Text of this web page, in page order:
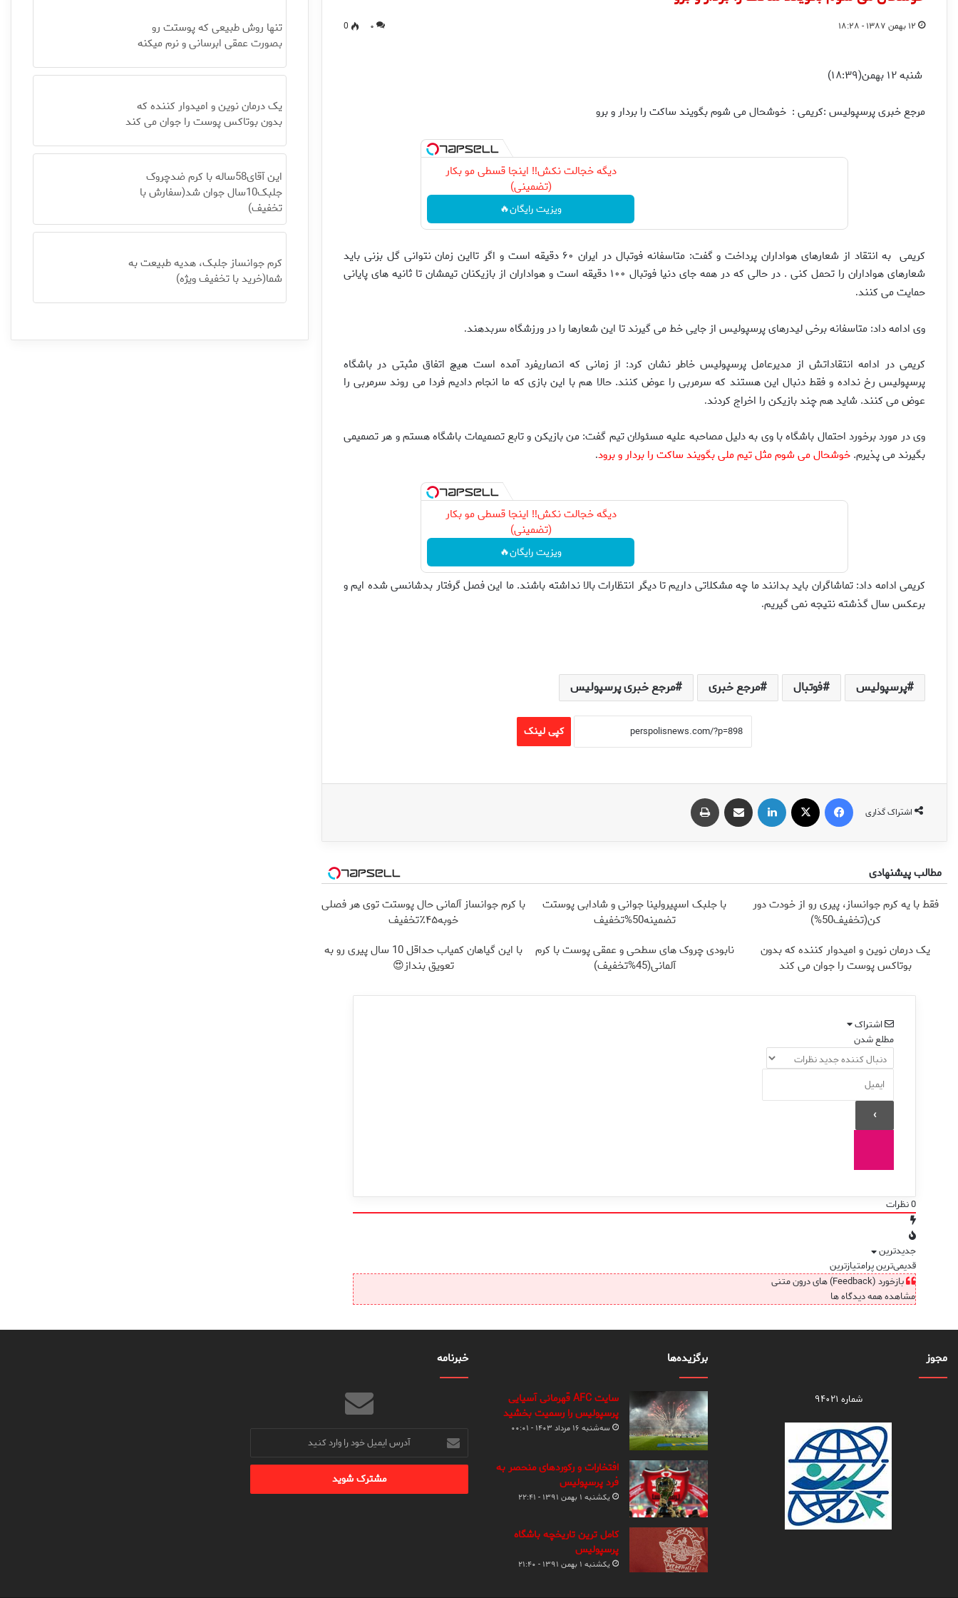
۱۲ بهمن ۱۳۸۷ - ۱۸:۲۸ ۰ 0
شنبه ۱۲ بهمن(۱۸:۳۹)
مرجع خبری پرسپولیس :کریمی : خوشحال می شوم بگویند ساکت را بردار و برو
دیگه خجالت نکش‼️ اینجا قسطی مو بکار
(تضمینی)
ویزیت رایگان🔥
کریمی به انتقاد از شعارهای هواداران پرداخت و گفت: متاسفانه فوتبال در ایران ۶۰ دقیقه است و اگر تااین زمان نتوانی گل بزنی باید
شعارهای هواداران را تحمل کنی . در حالی که در همه جای دنیا فوتبال ۱۰۰ دقیقه است و هواداران از بازیکنان تیمشان تا ثانیه های پایانی
حمایت می کنند.
وی ادامه داد: متاسفانه برخی لیدرهای پرسپولیس از جایی خط می گیرند تا این شعارها را در ورزشگاه سربدهند.
کریمی در ادامه انتقاداتش از مدیرعامل پرسپولیس خاطر نشان کرد: از زمانی که انصاریفرد آمده است هیچ اتفاق مثبتی در باشگاه
پرسپولیس رخ نداده و فقط دنبال این هستند که سرمربی را عوض کنند. حالا هم با این بازی که ما انجام دادیم فردا می روند سرمربی را
عوض می کنند. شاید هم چند بازیکن را اخراج کردند.
وی در مورد برخورد احتمال باشگاه با وی به دلیل مصاحبه علیه مسئولان تیم گفت: من بازیکن و تابع تصمیمات باشگاه هستم و هر تصمیمی
بگیرند می پذیرم. خوشحال می شوم مثل تیم ملی بگویند ساکت را بردار و برود.
دیگه خجالت نکش‼️ اینجا قسطی مو بکار
(تضمینی)
ویزیت رایگان🔥
کریمی ادامه داد: تماشاگران باید بدانند ما چه مشکلاتی داریم تا دیگر انتظارات بالا نداشته باشند. ما این فصل گرفتار بدشانسی شده ایم و
برعکس سال گذشته نتیجه نمی گیریم.
پرسپولیس فوتبال مرجع خبری مرجع خبری پرسپولیس
کپی لینک
اشتراک گذاری
فیس بوک لینکدین اشتراک گذاری از طریق ایمیل
مطالب پیشنهادی
فقط با یه کرم جوانساز، پیری رو از خودت دور
کن(تخفیف50%)
با جلبک اسپیرولینا جوانی و شادابی پوستت
تضمینه50%تخفیف
با کرم جوانساز آلمانی حال پوستت توی هر فصلی
خوبه۴۵٪تخفیف
یک درمان نوین و امیدوار کننده که بدون
بوتاکس پوست را جوان می کند
نابودی چروک های سطحی و عمقی پوست با کرم
آلمانی(45%تخفیف)
با این گیاهان کمیاب حداقل 10 سال پیری رو به
تعویق بنداز😍
اشتراک
مطلع شدن
0نظرات
جدیدترین
قدیمی‌ترینپرامتیازترین
بازخورد (Feedback) های درون متنی
مشاهده همه دیدگاه ها
تنها روش طبیعی که پوستت رو
بصورت عمقی ابرسانی و نرم میکنه
یک درمان نوین و امیدوار کننده که
بدون بوتاکس پوست را جوان می کند
این آقای58ساله با کرم ضدچروک
جلبک10سال جوان شد(سفارش با
تخفیف)
کرم جوانساز جلبک، هدیه طبیعت به
شما(خرید با تخفیف ویژه)
مجوز
شماره ۹۴۰۲۱
برگزیده‌ها
سایت AFC قهرمانی آسیایی
پرسپولیس را رسمیت بخشید
سه‌شنبه ۱۶ مرداد ۱۴۰۳ - ۰۰:۰۱
افتخارات و رکوردهای منحصر به
فرد پرسپولیس
یکشنبه ۱ بهمن ۱۳۹۱ - ۲۲:۴۱
کامل ترین تاریخچه باشگاه
پرسپولیس
یکشنبه ۱ بهمن ۱۳۹۱ - ۲۱:۴۰
خبرنامه
آدرس
ایمیل
خود
وارد